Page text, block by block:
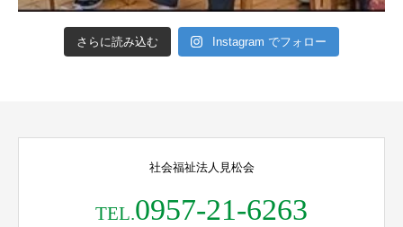
さらに読み込む Instagram でフォロー
社会福祉法人見松会
TEL.0957-21-6263